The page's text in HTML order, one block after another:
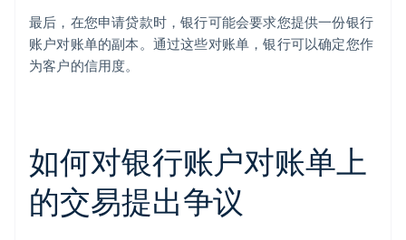
最后，在您申请贷款时，银行可能会要求您提供一份银行
账户对账单的副本。通过这些对账单，银行可以确定您作
为客户的信用度。
如何对银行账户对账单上
的交易提出争议